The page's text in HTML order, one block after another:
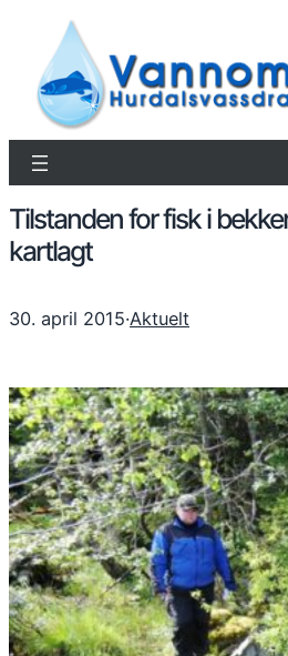
Tilstanden for fisk i
kartlagt
30. april 2015·Aktuelt